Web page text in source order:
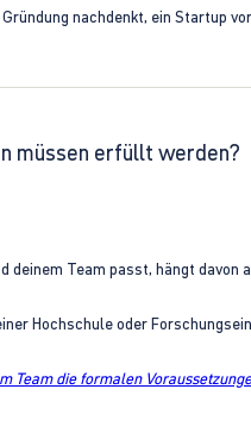
nachdenkt, ein Startup
müssen erfüllt werden?
deinem Team passt, hängt
Hochschule oder
Team die formalen